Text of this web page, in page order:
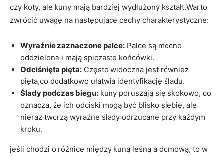
czy koty, ale kuny mają bardziej wydłużony kształt.Warto
zwrócić uwagę na następujące cechy charakterystyczne:
Wyraźnie zaznaczone palce: Palce są mocno
oddzielone i mają spiczaste końcówki.
Odciśnięta pięta: Często widoczna jest również
pięta,co dodatkowo ułatwia identyfikację śladu.
Ślady podczas biegu: kuny poruszają się skokowo, co
oznacza, że ich odciski mogą być blisko siebie, ale
nieraz tworzą wyraźne ślady odrzucane przy każdym
kroku.
jeśli chodzi o różnice między kuną leśną a domową, to w